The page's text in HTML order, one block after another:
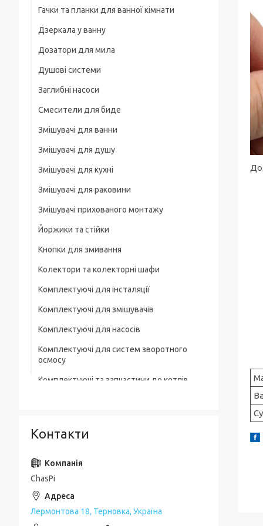
До
На груди / плече / пояс
Штативні головки
Магнітні тримачі
Для велосипеда, мотоцикла
Гачки та планки для ванної кімнати
Дзеркала у ванну
Дозатори для мила
Душові системи
Заглибні насоси
Смесители для биде
Змішувачі для ванни
Змішувачі для душу
Змішувачі для кухні
Змішувачі для раковини
Змішувачі прихованого монтажу
Йоржики та стійки
Кнопки для змивання
Колектори та колекторні шафи
Комплектуючі для інсталяції
Комплектуючі для змішувачів
Комплектуючі для насосів
Комплектуючі для систем зворотного
осмосу
Комплектуючі та запчастини до котлів
Лотки для зливної каналізації
Мильниці
Монтажні елементи
Набори для ванної кімнати
Контакти
ChasPi
Лермонтова 18, Терновка, Україна